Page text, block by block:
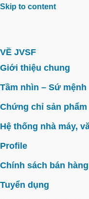
Skip to content
VỀ JVSF
Giới thiệu chung
Tầm nhìn – Sứ mệnh
Chứng chỉ sản phẩm
Hệ thống nhà máy,
Profile
Chính sách bán hàng
Tuyển dụng